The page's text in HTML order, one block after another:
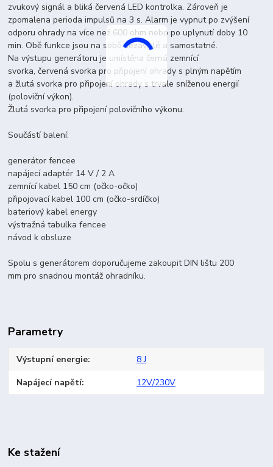
zvukový signál a bliká červená LED kontrolka. Zároveň je
zpomalena perioda impulsů na 3 s. Alarm je vypnut po zvýšení
odporu ohrady na více než 600 ohm nebo po uplynutí doby 10
min. Obě funkce jsou na sobě nezávislé a samostatné.
Na výstupu generátoru je umístěna černá zemnící
svorka, červená svorka pro připojení ohrady s plným napětím
a žlutá svorka pro připojení ohrady s trvale sníženou energií
(poloviční výkon).
Žlutá svorka pro připojení polovičního výkonu.
Součástí balení:
generátor fencee
napájecí adaptér 14 V / 2 A
zemnící kabel 150 cm (očko-očko)
připojovací kabel 100 cm (očko-srdíčko)
bateriový kabel energy
výstražná tabulka fencee
návod k obsluze
Spolu s generátorem doporučujeme zakoupit DIN lištu 200
mm pro snadnou montáž ohradníku.
Parametry
Výstupní energie 8 J
Napájecí napětí 12V/230V
Ke stažení